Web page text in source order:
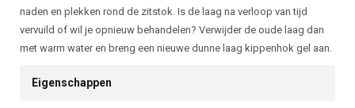
naden en plekken rond de zitstok. Is de laag na verloop van tijd
vervuild of wil je opnieuw behandelen? Verwijder de oude laag dan
met warm water en breng een nieuwe dunne laag kippenhok gel aan.
Eigenschappen